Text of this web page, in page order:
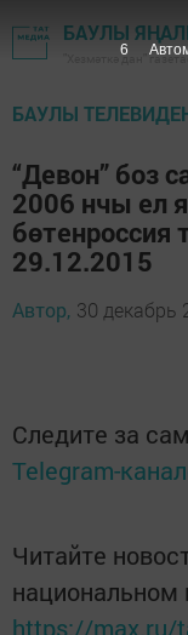
БАУЛЫ
"Хезмәткә дан"
БАУЛЫ
“Девон” боз
2006 нчы ел
бөтенроссия
29.12.2015
Автор, 30 декабрь
Следите за
Telegram-
Читайте
https://max.ru/
6